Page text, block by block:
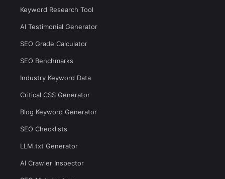
Keyword Research Tool
AI Testimonial Generator
SEO Grade Calculator
SEO Benchmarks
Industry Keyword Data
Critical CSS Generator
Blog Keyword Generator
SEO Checklists
LLM.txt Generator
AI Crawler Inspector